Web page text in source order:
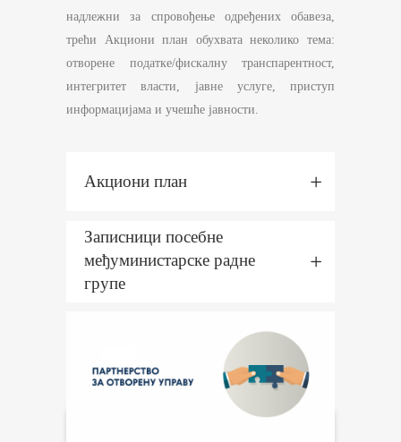
надлежни за спровођење одређених обавеза,
трећи Акциони план обухвата неколико тема:
отворене податке/фискалну транспарентност,
интегритет власти, јавне услуге, приступ
информацијама и учешће јавности.
Акциони план
Записници посебне
међуминистарске радне
групе